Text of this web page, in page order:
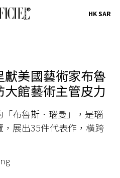
HK SAR
美國藝術家布魯
館藝術主管皮力
布魯斯．瑙曼」，是瑙
，展出35件代表作，橫跨